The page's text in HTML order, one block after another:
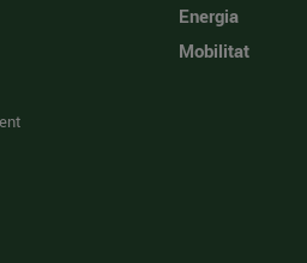
Energia
Mobilitat